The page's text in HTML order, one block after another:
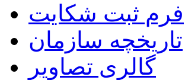
فرم ثبت شکایت
تاریخچه سازمان
گالری تصاویر